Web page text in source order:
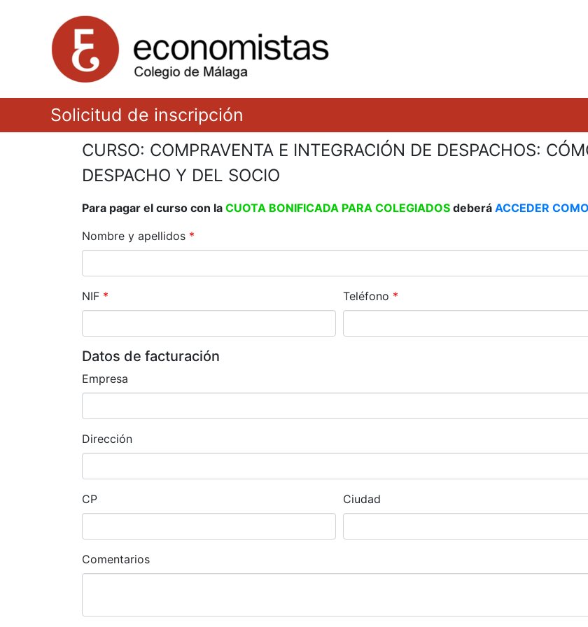
Solicitud de inscripción
CURSO: COMPRAVENTA E INTEGRACIÓN DE DESPACHOS:
DESPACHO Y DEL SOCIO
Para pagar el curso con la CUOTA BONIFICADA PARA COLEGIADOS deberá ACCEDER
Nombre y apellidos *
NIF * Teléfono *
Datos de facturación
Empresa
Dirección
CP Ciudad
Comentarios